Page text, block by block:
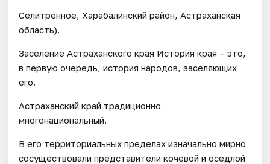
Селитренное, Харабалинский район, Астраханская
область).
Заселение Астраханского края История края – это,
в первую очередь, история народов, заселяющих
его.
Астраханский край традиционно
многонациональный.
В его территориальных пределах изначально мирно
сосуществовали представители кочевой и оседлой